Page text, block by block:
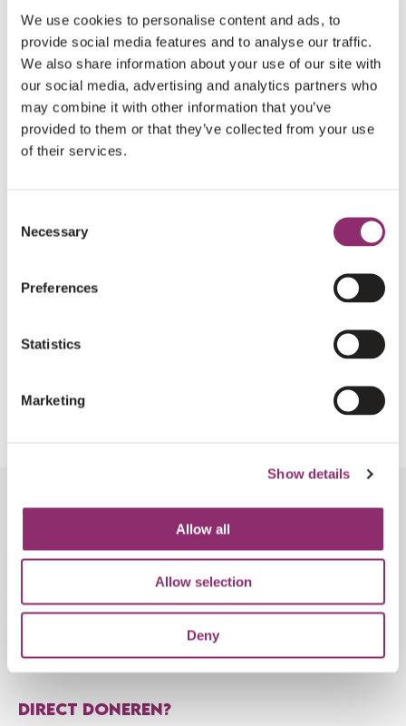
We use cookies to personalise content and ads, to
provide social media features and to analyse our traffic.
We also share information about your use of our site with
our social media, advertising and analytics partners who
may combine it with other information that you’ve
provided to them or that they’ve collected from your use
of their services.
Selection
Necessary
Preferences
Statistics
Marketing
Show details
Allow all
Allow selection
Deny
REGISTREREN
E-mailadres *Vereist
VOLG DE ONTWIKKELINGEN
AANMELDEN NIEUWSBRIEF
DIRECT DONEREN?